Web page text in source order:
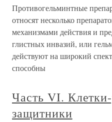
Противогельминтные
относят несколько
механизмами действия и
глистных инвазий, или
действуют на широкий
способны
Часть VI.
защитники